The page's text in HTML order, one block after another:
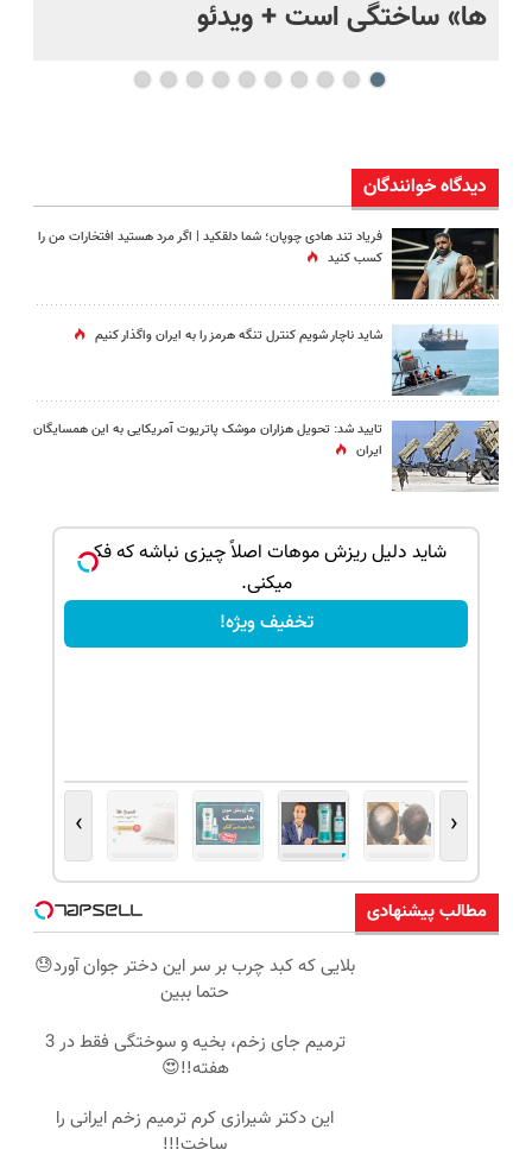
ها» ساختگی است + ویدئو
دیدگاه خوانندگان
فریاد تند هادی چوپان؛‌ شما دلقکید | اگر مرد هستید افتخارات من را
کسب کنید
شاید ناچار شویم کنترل تنگه هرمز را به ایران واگذار کنیم
تایید شد: تحویل هزاران موشک پاتریوت آمریکایی به این همسایگان
ایران
شاید دلیل ریزش موهات اصلاً چیزی نباشه که فکر
میکنی.
تخفیف ویژه!
‹
›
مطالب پیشنهادی
بلایی که کبد چرب بر سر این دختر جوان آورد😓
حتما ببین
ترمیم جای زخم، بخیه و سوختگی فقط در 3
هفته!!😍
این دکتر شیرازی کرم ترمیم زخم ایرانی را